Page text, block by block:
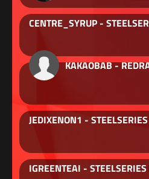
CENTRE_SYRUP -
KAKAOBAB -
JEDIXENON1 -
IGREENTEAI -